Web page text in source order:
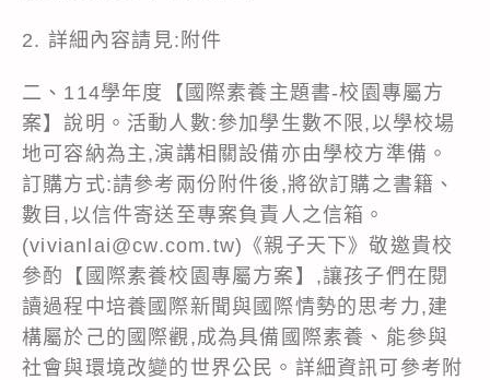
2. 詳細內容請見:附件
二、114學年度【國際素養主題書-校園專屬方
案】說明。活動人數:參加學生數不限,以學校場
地可容納為主,演講相關設備亦由學校方準備。
訂購方式:請參考兩份附件後,將欲訂購之書籍、
數目,以信件寄送至專案負責人之信箱。
(vivianlai@cw.com.tw)《親子天下》敬邀貴校
參酌【國際素養校園專屬方案】,讓孩子們在閱
讀過程中培養國際新聞與國際情勢的思考力,建
構屬於己的國際觀,成為具備國際素養、能參與
社會與環境改變的世界公民。詳細資訊可參考附